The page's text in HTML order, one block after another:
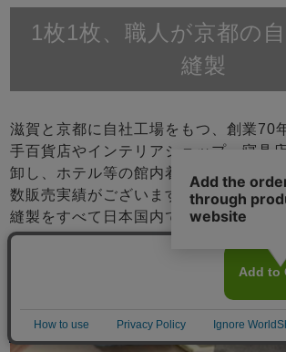
メニュー
1枚1枚、職人が京都の
縫製
滋賀と京都に自社工場をもつ、創業70
手百貨店やインテリアショップ、寝具
卸し、ホテル等の館内着製造は年間
数販売実績がございます。原材料を輸
縫製をすべて日本国内で行っているパ
す。